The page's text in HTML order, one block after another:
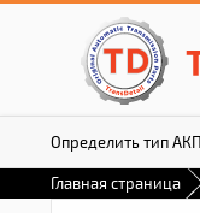
Определить тип
Главная страница